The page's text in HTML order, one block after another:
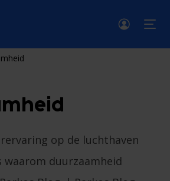
op de luchthaven
waarom duurzaamheid